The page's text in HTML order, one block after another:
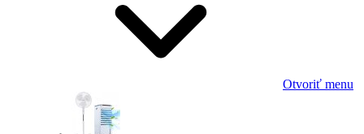
Otvoriť menu